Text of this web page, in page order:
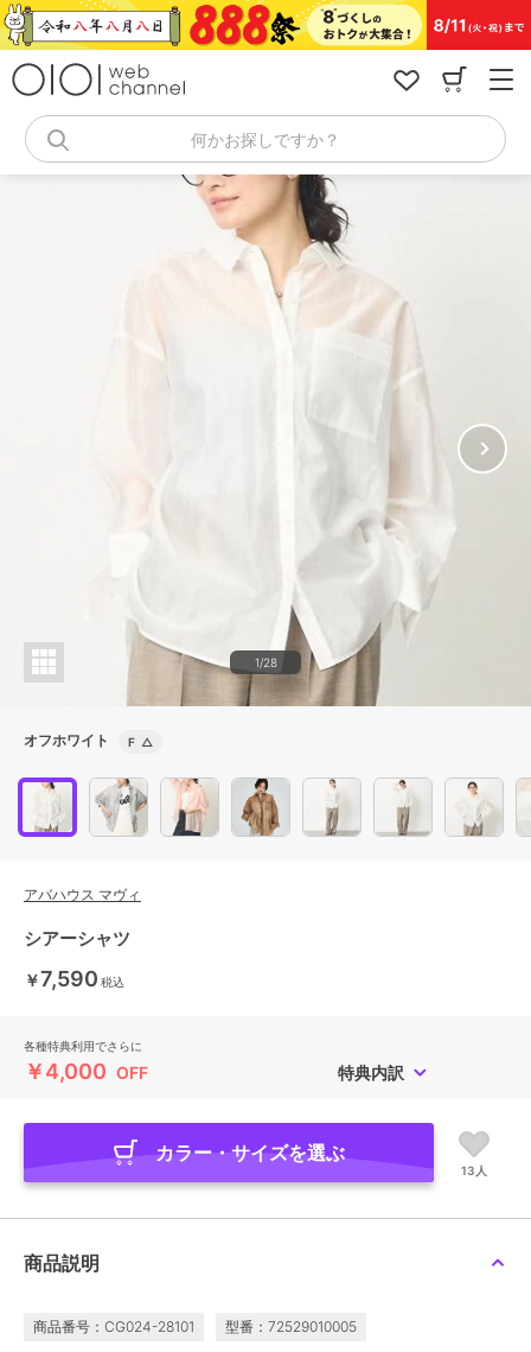
コ
ン
キ
何かお探しですか？
1/28
オフホワイト F △
アバハウス マヴィ
シアーシャツ
￥7,590 税込
各種特典利用でさらに
￥4,000 OFF 特典内訳
カラー・サイズを選ぶ
13人
商品説明
商品番号：CG024-28101 型番：72529010005